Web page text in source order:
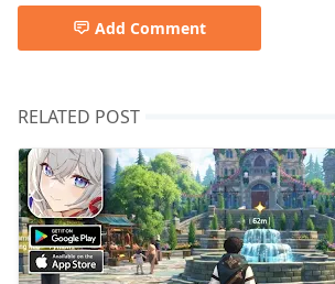
Add Comment
RELATED POST